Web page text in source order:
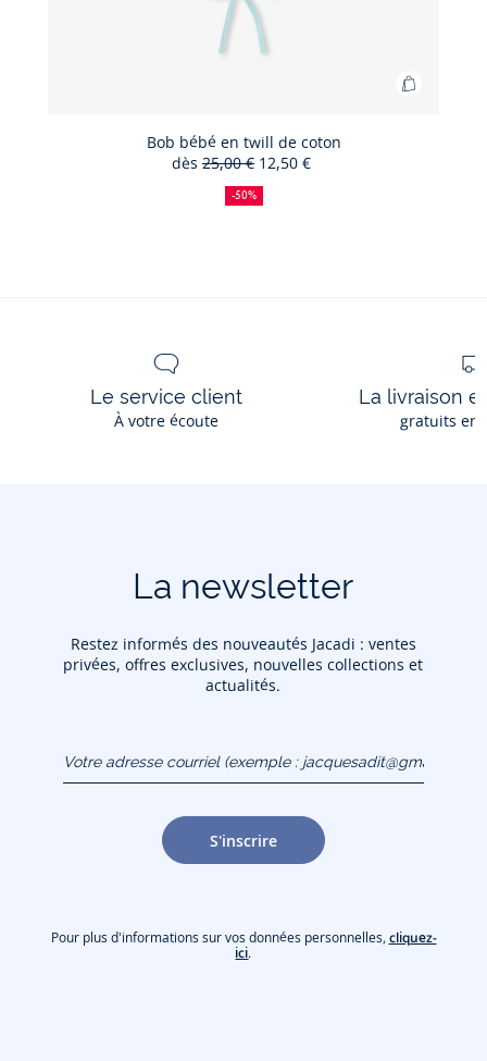
Ajouter
Bob bébé en twill de coton
dès
50
%
de
Ancien
prix
:
25,00 €Nouveau
prix
:
12,50 €
-50%
Le service client
À votre écoute
La livraison
gratuits en
La newsletter
Restez informés des nouveautés Jacadi : ventes
privées, offres exclusives, nouvelles collections et
actualités.
(exemple :
jacquesadit@gmail.com)
S'inscrire
Pour plus d'informations sur vos données personnelles, cliquez-
ici.